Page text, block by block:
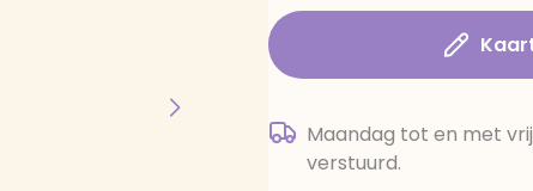
Maandag tot en met
verstuurd.